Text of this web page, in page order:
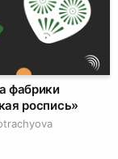
фабрики
роспись»